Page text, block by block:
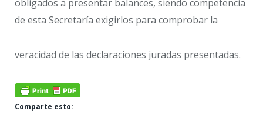
obligados a presentar balances, siendo competencia
de esta Secretaría exigirlos para comprobar la
veracidad de las declaraciones juradas presentadas.
Comparte esto: